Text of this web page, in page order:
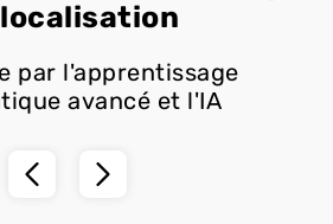
par l'apprentissage
avancé et l'IA